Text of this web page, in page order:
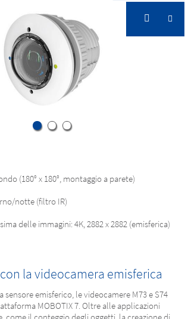
(180° x 180°, montaggio a parete)
notte (filtro IR)
delle immagini: 4K, 2882 x 2882 (emisferica)
la videocamera emisferica
emisferico, le videocamere M73 e S74
MOBOTIX 7. Oltre alle applicazioni
come il conteggio degli oggetti, la creazione di